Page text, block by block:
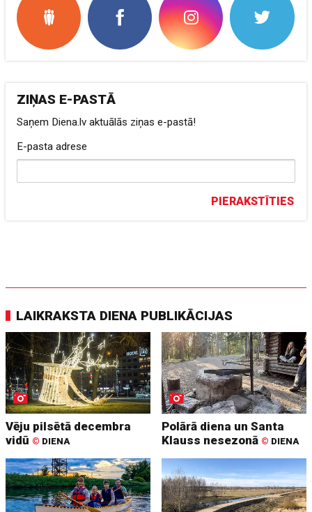
ZIŅAS E-PASTĀ
Saņem Diena.lv aktuālās ziņas e-pastā!
E-pasta adrese
PIERAKSTĪTIES
LAIKRAKSTA DIENA PUBLIKĀCIJAS
Vēju pilsētā decembra
vidū © DIENA
Polārā diena un Santa
Klauss nesezonā © DIENA